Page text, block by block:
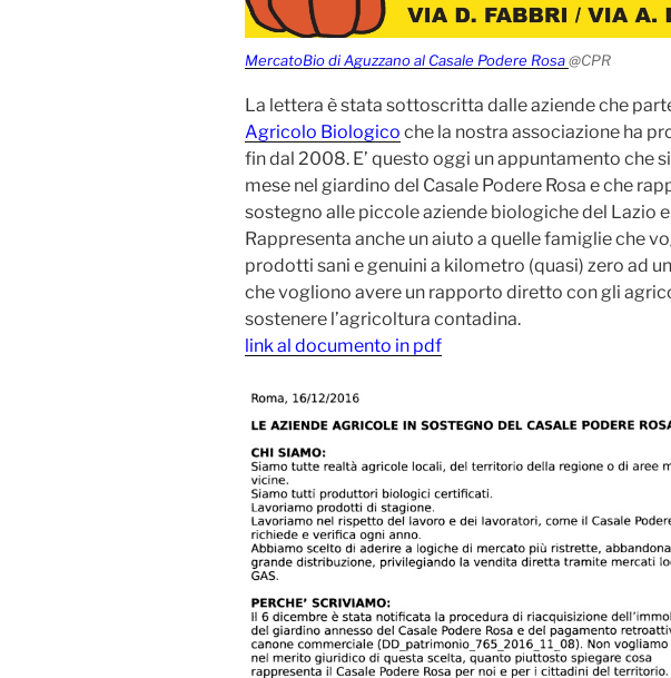
MercatoBio di Aguzzano al Casale Podere Rosa@CPR
La lettera è stata sottoscritta dalle aziende che
Agricolo Biologico che la nostra associazione ha
fin dal 2008. E’ questo oggi un appuntamento che
mese nel giardino del Casale Podere Rosa e che
sostegno alle piccole aziende biologiche del Lazio
Rappresenta anche un aiuto a quelle famiglie che
prodotti sani e genuini a kilometro (quasi) zero ad
che vogliono avere un rapporto diretto con gli
sostenere l’agricoltura contadina.
link al documento in pdf